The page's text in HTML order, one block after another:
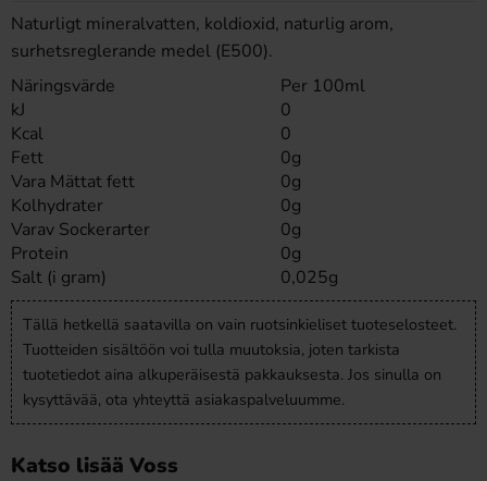
Naturligt mineralvatten, koldioxid, naturlig arom,
surhetsreglerande medel (E500).
Näringsvärde
Per 100ml
kJ
0
Kcal
0
Fett
0g
Vara Mättat fett
0g
Kolhydrater
0g
Varav Sockerarter
0g
Protein
0g
Salt (i gram)
0,025g
Tällä hetkellä saatavilla on vain ruotsinkieliset tuoteselosteet.
Tuotteiden sisältöön voi tulla muutoksia, joten tarkista
tuotetiedot aina alkuperäisestä pakkauksesta. Jos sinulla on
kysyttävää, ota yhteyttä asiakaspalveluumme.
Katso lisää Voss